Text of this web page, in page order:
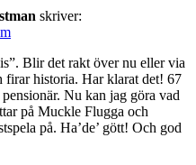
skriver:
Blir det rakt över nu eller via
firar historia. Har klarat det! 67
Nu kan jag göra vad
på Muckle Flugga och
på. Ha’de’ gött! Och god